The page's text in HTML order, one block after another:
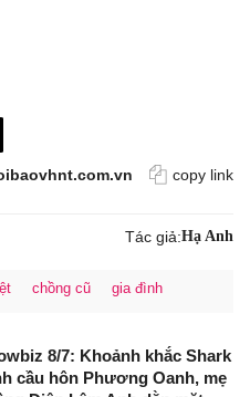
copy link
Tác giả:Hạ Anh
chồng cũ gia đình
8/7: Khoảnh khắc Shark
cầu hôn Phương Oanh, mẹ